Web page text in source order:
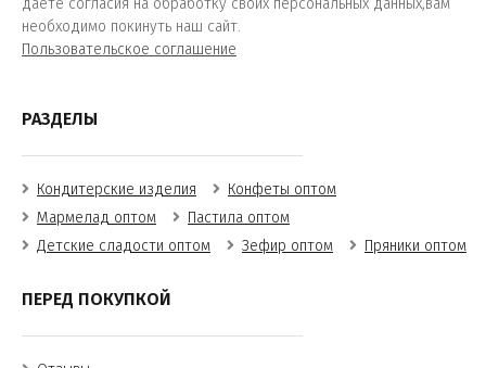
даете согласия на обработку своих персональных данных,вам
необходимо покинуть наш сайт.
Пользовательское соглашение
РАЗДЕЛЫ
Кондитерские изделия
Конфеты оптом
Мармелад оптом
Пастила оптом
Детские сладости оптом
Зефир оптом Пряники оптом
ПЕРЕД ПОКУПКОЙ